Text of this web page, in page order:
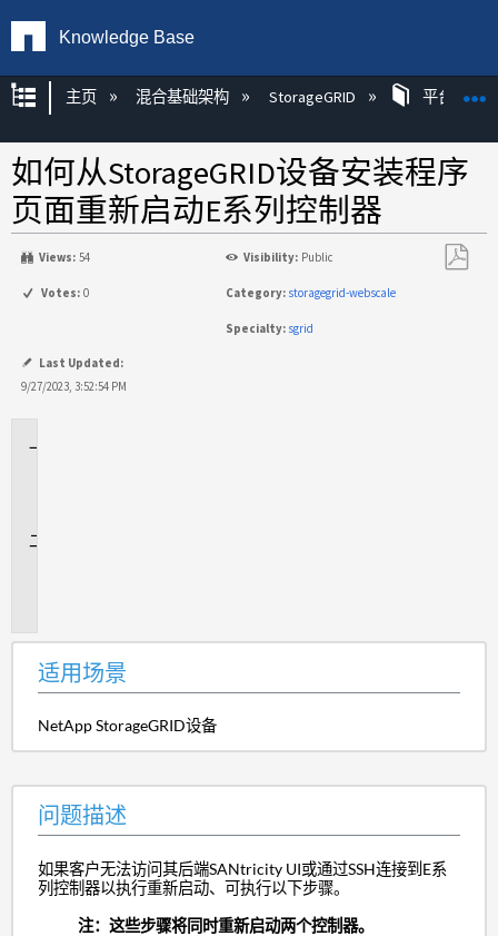
Knowledge Base
扩展/隐缩全局层次
主页 混合基础架构 StorageGRID 平台
如何从StorageGRID设备安装程序
页面重新启动E系列控制器
Views: 54 Visibility: Public
Votes: 0 Category: storagegrid-webscale
Specialty: sgrid
Last Updated:
9/27/2023, 3:52:54 PM
适用场景
NetApp StorageGRID设备
问题描述
如果客户无法访问其后端SANtricity UI或通过SSH连接到E系
列控制器以执行重新启动、可执行以下步骤。
注：这些步骤将同时重新启动两个控制器。